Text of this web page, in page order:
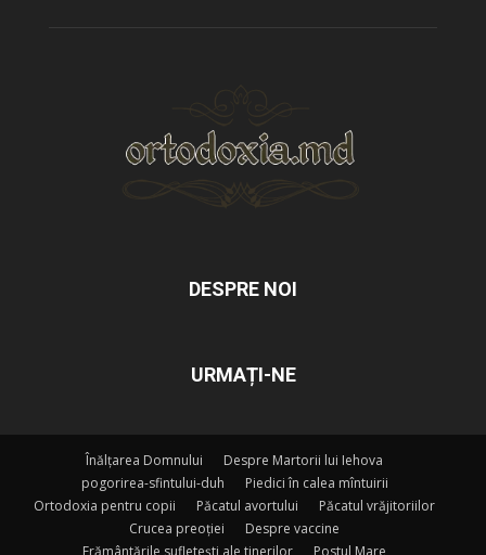
DESPRE NOI
URMAȚI-NE
Înălțarea Domnului
Despre Martorii lui Iehova
pogorirea-sfintului-duh
Piedici în calea mîntuirii
Ortodoxia pentru copii
Păcatul avortului
Păcatul vrăjitoriilor
Crucea preoției
Despre vaccine